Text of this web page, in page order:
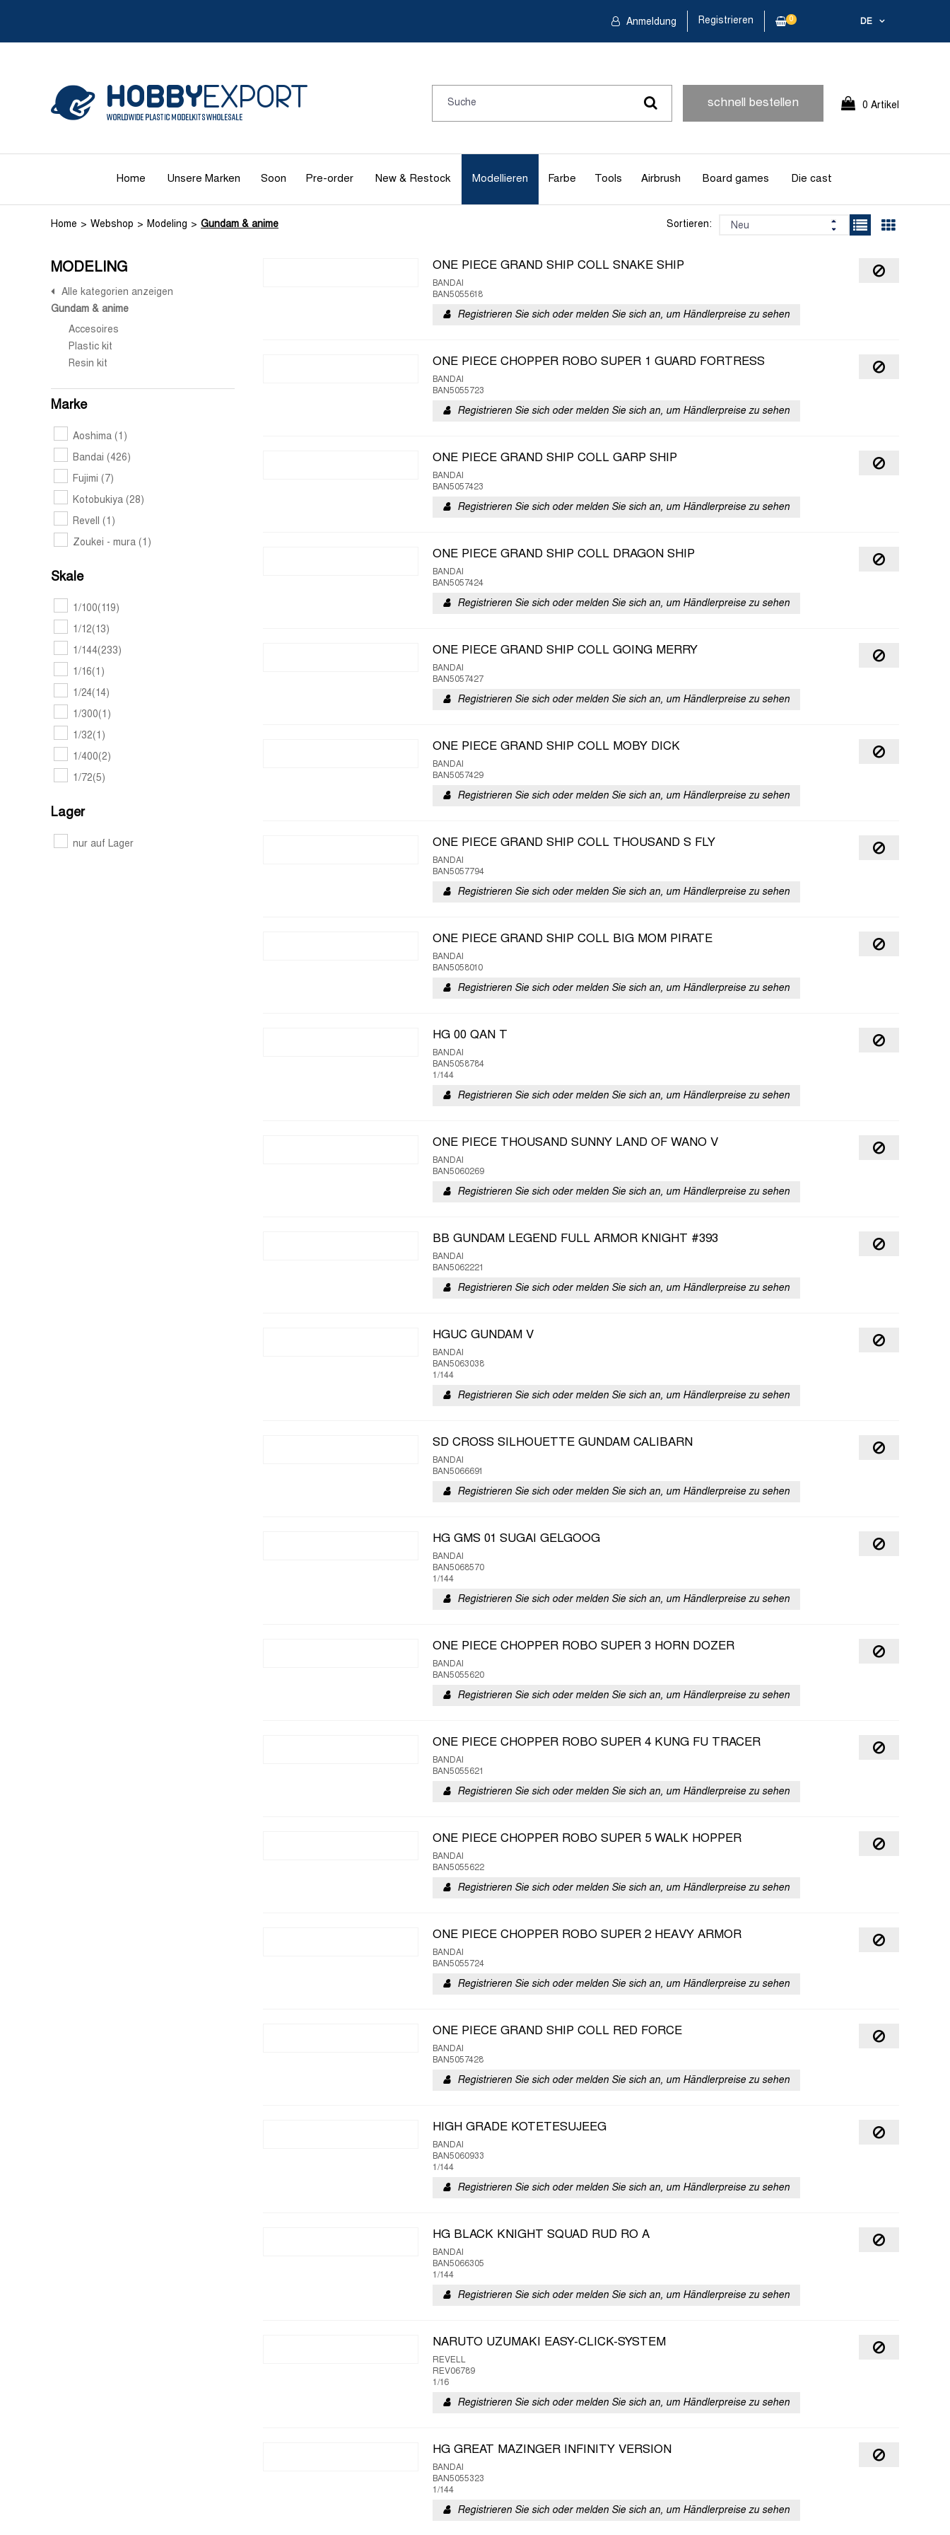
DE
Anmeldung Registrieren 0
schnell bestellen 0 Artikel
Home Unsere Marken Soon Pre-order New & Restock Modellieren Farbe Tools Airbrush Board games Die cast
Home Webshop Modeling Gundam & anime Sortieren:
MODELING
Alle kategorien anzeigen
Gundam & anime
Accesoires
Plastic kit
Resin kit
Marke
Aoshima (1)
Bandai (426)
Fujimi (7)
Kotobukiya (28)
Revell (1)
Zoukei - mura (1)
Skale
1/100(119)
1/12(13)
1/144(233)
1/16(1)
1/24(14)
1/300(1)
1/32(1)
1/400(2)
1/72(5)
Lager
nur auf Lager
ONE PIECE GRAND SHIP COLL SNAKE SHIP
BANDAI
BAN5055618
Registrieren Sie sich oder melden Sie sich an, um Händlerpreise zu sehen
ONE PIECE CHOPPER ROBO SUPER 1 GUARD FORTRESS
BANDAI
BAN5055723
Registrieren Sie sich oder melden Sie sich an, um Händlerpreise zu sehen
ONE PIECE GRAND SHIP COLL GARP SHIP
BANDAI
BAN5057423
Registrieren Sie sich oder melden Sie sich an, um Händlerpreise zu sehen
ONE PIECE GRAND SHIP COLL DRAGON SHIP
BANDAI
BAN5057424
Registrieren Sie sich oder melden Sie sich an, um Händlerpreise zu sehen
ONE PIECE GRAND SHIP COLL GOING MERRY
BANDAI
BAN5057427
Registrieren Sie sich oder melden Sie sich an, um Händlerpreise zu sehen
ONE PIECE GRAND SHIP COLL MOBY DICK
BANDAI
BAN5057429
Registrieren Sie sich oder melden Sie sich an, um Händlerpreise zu sehen
ONE PIECE GRAND SHIP COLL THOUSAND S FLY
BANDAI
BAN5057794
Registrieren Sie sich oder melden Sie sich an, um Händlerpreise zu sehen
ONE PIECE GRAND SHIP COLL BIG MOM PIRATE
BANDAI
BAN5058010
Registrieren Sie sich oder melden Sie sich an, um Händlerpreise zu sehen
HG 00 QAN T
BANDAI
BAN5058784
1/144
Registrieren Sie sich oder melden Sie sich an, um Händlerpreise zu sehen
ONE PIECE THOUSAND SUNNY LAND OF WANO V
BANDAI
BAN5060269
Registrieren Sie sich oder melden Sie sich an, um Händlerpreise zu sehen
BB GUNDAM LEGEND FULL ARMOR KNIGHT #393
BANDAI
BAN5062221
Registrieren Sie sich oder melden Sie sich an, um Händlerpreise zu sehen
HGUC GUNDAM V
BANDAI
BAN5063038
1/144
Registrieren Sie sich oder melden Sie sich an, um Händlerpreise zu sehen
SD CROSS SILHOUETTE GUNDAM CALIBARN
BANDAI
BAN5066691
Registrieren Sie sich oder melden Sie sich an, um Händlerpreise zu sehen
HG GMS 01 SUGAI GELGOOG
BANDAI
BAN5068570
1/144
Registrieren Sie sich oder melden Sie sich an, um Händlerpreise zu sehen
ONE PIECE CHOPPER ROBO SUPER 3 HORN DOZER
BANDAI
BAN5055620
Registrieren Sie sich oder melden Sie sich an, um Händlerpreise zu sehen
ONE PIECE CHOPPER ROBO SUPER 4 KUNG FU TRACER
BANDAI
BAN5055621
Registrieren Sie sich oder melden Sie sich an, um Händlerpreise zu sehen
ONE PIECE CHOPPER ROBO SUPER 5 WALK HOPPER
BANDAI
BAN5055622
Registrieren Sie sich oder melden Sie sich an, um Händlerpreise zu sehen
ONE PIECE CHOPPER ROBO SUPER 2 HEAVY ARMOR
BANDAI
BAN5055724
Registrieren Sie sich oder melden Sie sich an, um Händlerpreise zu sehen
ONE PIECE GRAND SHIP COLL RED FORCE
BANDAI
BAN5057428
Registrieren Sie sich oder melden Sie sich an, um Händlerpreise zu sehen
HIGH GRADE KOTETESUJEEG
BANDAI
BAN5060933
1/144
Registrieren Sie sich oder melden Sie sich an, um Händlerpreise zu sehen
HG BLACK KNIGHT SQUAD RUD RO A
BANDAI
BAN5066305
1/144
Registrieren Sie sich oder melden Sie sich an, um Händlerpreise zu sehen
NARUTO UZUMAKI EASY-CLICK-SYSTEM
REVELL
REV06789
1/16
Registrieren Sie sich oder melden Sie sich an, um Händlerpreise zu sehen
HG GREAT MAZINGER INFINITY VERSION
BANDAI
BAN5055323
1/144
Registrieren Sie sich oder melden Sie sich an, um Händlerpreise zu sehen